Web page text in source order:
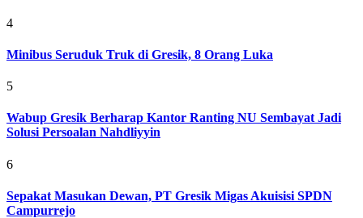
4
Minibus Seruduk Truk di Gresik, 8 Orang Luka
5
Wabup Gresik Berharap Kantor Ranting NU Sembayat Jadi
Solusi Persoalan Nahdliyyin
6
Sepakat Masukan Dewan, PT Gresik Migas Akuisisi SPDN
Campurrejo